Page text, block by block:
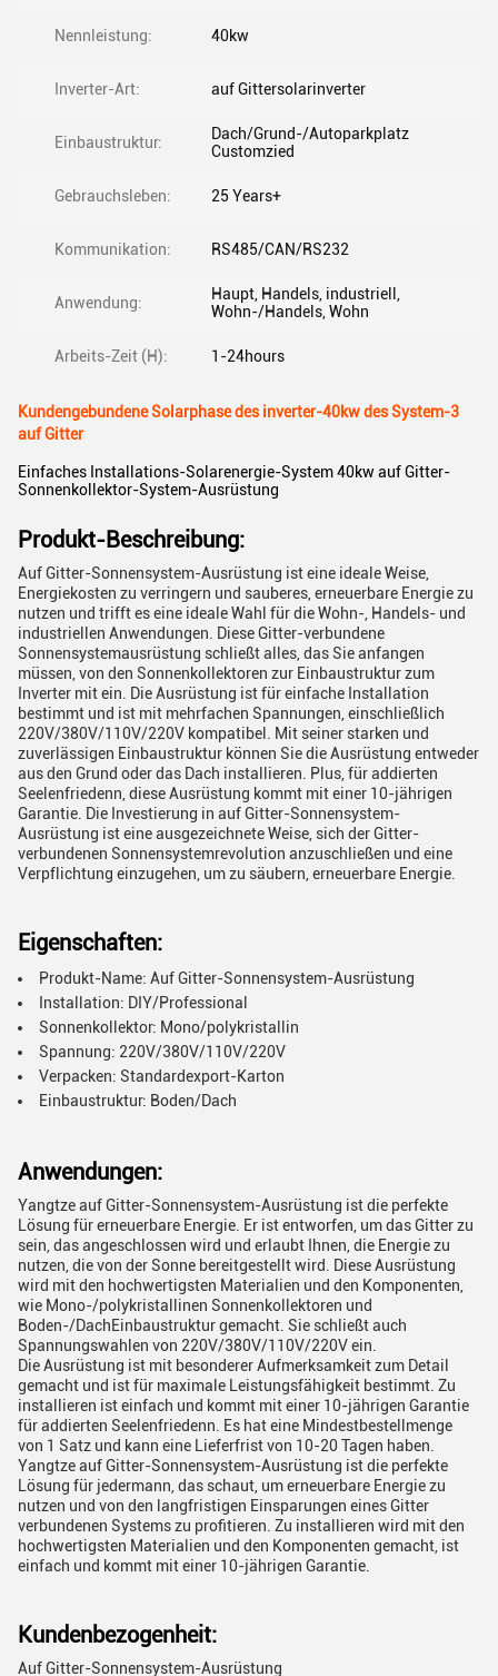
Nennleistung: 40kw
Inverter-Art: auf Gittersolarinverter
Einbaustruktur:
Dach/Grund-/Autoparkplatz
Customzied
Gebrauchsleben: 25 Years+
Kommunikation: RS485/CAN/RS232
Anwendung:
Haupt, Handels, industriell,
Wohn-/Handels, Wohn
Arbeits-Zeit (H): 1-24hours
Kundengebundene Solarphase des inverter-40kw des System-3
auf Gitter
Einfaches Installations-Solarenergie-System 40kw auf Gitter-
Sonnenkollektor-System-Ausrüstung
Produkt-Beschreibung:
Auf Gitter-Sonnensystem-Ausrüstung ist eine ideale Weise,
Energiekosten zu verringern und sauberes, erneuerbare Energie zu
nutzen und trifft es eine ideale Wahl für die Wohn-, Handels- und
industriellen Anwendungen. Diese Gitter-verbundene
Sonnensystemausrüstung schließt alles, das Sie anfangen
müssen, von den Sonnenkollektoren zur Einbaustruktur zum
Inverter mit ein. Die Ausrüstung ist für einfache Installation
bestimmt und ist mit mehrfachen Spannungen, einschließlich
220V/380V/110V/220V kompatibel. Mit seiner starken und
zuverlässigen Einbaustruktur können Sie die Ausrüstung entweder
aus den Grund oder das Dach installieren. Plus, für addierten
Seelenfriedenn, diese Ausrüstung kommt mit einer 10-jährigen
Garantie. Die Investierung in auf Gitter-Sonnensystem-
Ausrüstung ist eine ausgezeichnete Weise, sich der Gitter-
verbundenen Sonnensystemrevolution anzuschließen und eine
Verpflichtung einzugehen, um zu säubern, erneuerbare Energie.
Eigenschaften:
Produkt-Name: Auf Gitter-Sonnensystem-Ausrüstung
Installation: DIY/Professional
Sonnenkollektor: Mono/polykristallin
Spannung: 220V/380V/110V/220V
Verpacken: Standardexport-Karton
Einbaustruktur: Boden/Dach
Anwendungen:
Yangtze auf Gitter-Sonnensystem-Ausrüstung ist die perfekte
Lösung für erneuerbare Energie. Er ist entworfen, um das Gitter zu
sein, das angeschlossen wird und erlaubt Ihnen, die Energie zu
nutzen, die von der Sonne bereitgestellt wird. Diese Ausrüstung
wird mit den hochwertigsten Materialien und den Komponenten,
wie Mono-/polykristallinen Sonnenkollektoren und
Boden-/DachEinbaustruktur gemacht. Sie schließt auch
Spannungswahlen von 220V/380V/110V/220V ein.
Die Ausrüstung ist mit besonderer Aufmerksamkeit zum Detail
gemacht und ist für maximale Leistungsfähigkeit bestimmt. Zu
installieren ist einfach und kommt mit einer 10-jährigen Garantie
für addierten Seelenfriedenn. Es hat eine Mindestbestellmenge
von 1 Satz und kann eine Lieferfrist von 10-20 Tagen haben.
Yangtze auf Gitter-Sonnensystem-Ausrüstung ist die perfekte
Lösung für jedermann, das schaut, um erneuerbare Energie zu
nutzen und von den langfristigen Einsparungen eines Gitter
verbundenen Systems zu profitieren. Zu installieren wird mit den
hochwertigsten Materialien und den Komponenten gemacht, ist
einfach und kommt mit einer 10-jährigen Garantie.
Kundenbezogenheit:
Auf Gitter-Sonnensystem-Ausrüstung